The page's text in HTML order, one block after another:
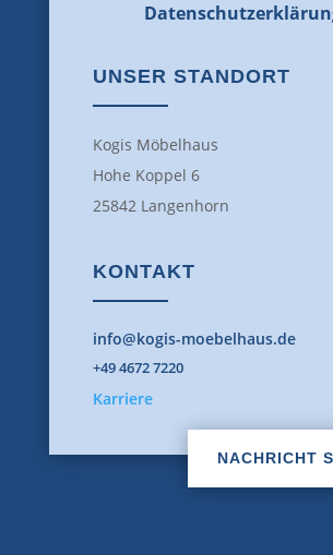
UNSER STANDORT
Kogis Möbelhaus
Hohe Koppel 6
25842 Langenhorn
KONTAKT
info@kogis-moebelhaus.de
+49 4672 7220
Karriere
NACHRICHT